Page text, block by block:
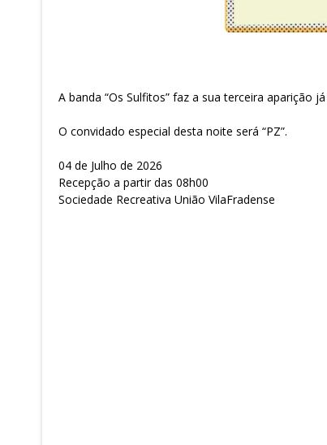
A banda “Os Sulfitos” faz a sua terceira aparição
O convidado especial desta noite será “PZ”.
04 de Julho de 2026
Recepção a partir das 08h00
Sociedade Recreativa União VilaFradense